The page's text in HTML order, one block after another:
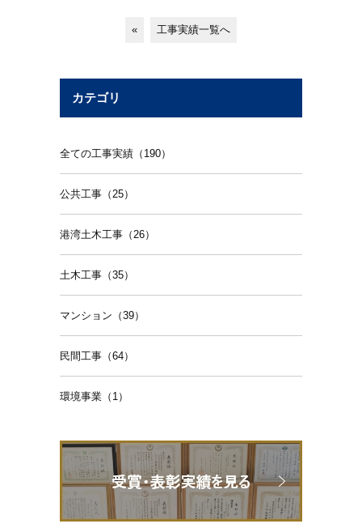
« 工事実績一覧へ
カテゴリ
全ての工事実績（190）
公共工事（25）
港湾土木工事（26）
土木工事（35）
マンション（39）
民間工事（64）
環境事業（1）